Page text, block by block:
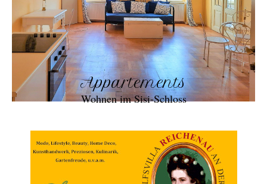
Appartements
Wohnen im Sisi-Schloss